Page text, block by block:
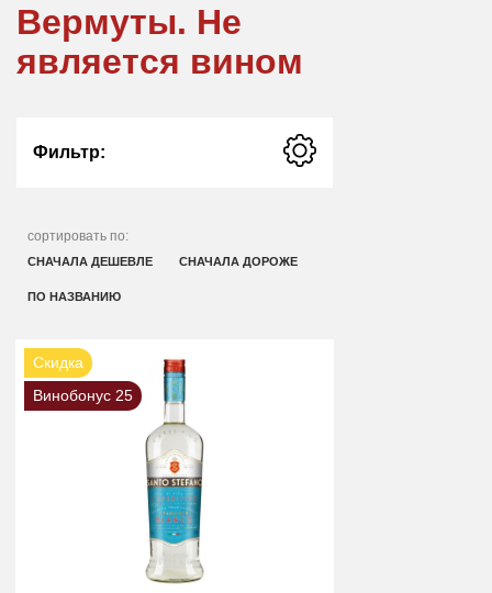
Вермуты. Не
является вином
Фильтр:
сортировать по:
СНАЧАЛА ДЕШЕВЛЕ СНАЧАЛА ДОРОЖЕ
ПО НАЗВАНИЮ
Скидка
Винобонус 25